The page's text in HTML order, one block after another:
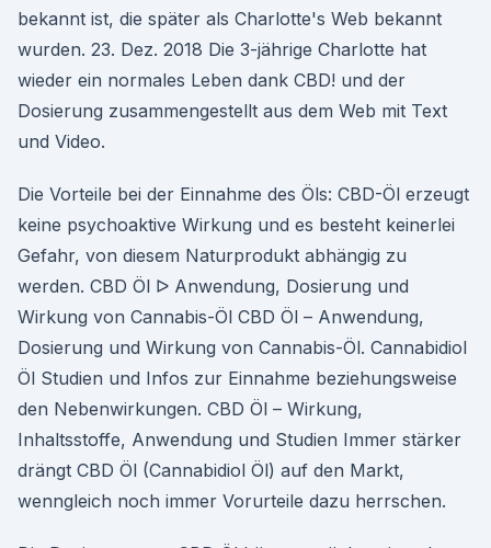
bekannt ist, die später als Charlotte's Web bekannt
wurden. 23. Dez. 2018 Die 3-jährige Charlotte hat
wieder ein normales Leben dank CBD! und der
Dosierung zusammengestellt aus dem Web mit Text
und Video.
Die Vorteile bei der Einnahme des Öls: CBD-Öl erzeugt
keine psychoaktive Wirkung und es besteht keinerlei
Gefahr, von diesem Naturprodukt abhängig zu
werden. CBD Öl ᐅ Anwendung, Dosierung und
Wirkung von Cannabis-Öl CBD Öl – Anwendung,
Dosierung und Wirkung von Cannabis-Öl. Cannabidiol
Öl Studien und Infos zur Einnahme beziehungsweise
den Nebenwirkungen. CBD Öl – Wirkung,
Inhaltsstoffe, Anwendung und Studien Immer stärker
drängt CBD Öl (Cannabidiol Öl) auf den Markt,
wenngleich noch immer Vorurteile dazu herrschen.